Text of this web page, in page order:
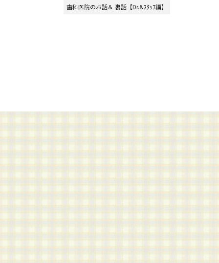
歯科医院のお話＆ 裏話【Dr.&ｽﾀｯﾌ編】